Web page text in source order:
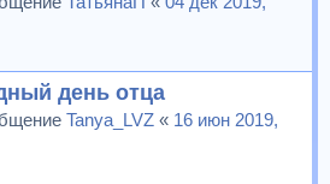
день отца
Tanya_LVZ « 16 июн 2019,